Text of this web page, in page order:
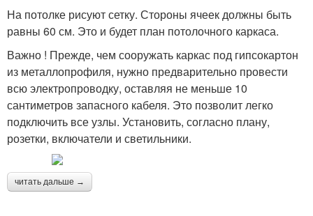
На потолке рисуют сетку. Стороны ячеек должны быть
равны 60 см. Это и будет план потолочного каркаса.
Важно ! Прежде, чем сооружать каркас под гипсокартон
из металлопрофиля, нужно предварительно провести
всю электропроводку, оставляя не меньше 10
сантиметров запасного кабеля. Это позволит легко
подключить все узлы. Установить, согласно плану,
розетки, включатели и светильники.
читать дальше →